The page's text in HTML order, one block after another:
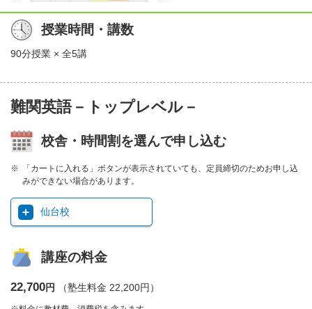
授業時間・講数
90分授業 × 全5講
難関英語－トップレベル－
校舎・時間割を選んで申し込む
「カートに入れる」ボタンが表示されていても、定員締切のためお申し込
みができない場合があります。
仙台校
講座の料金
22,700円 （塾生料金 22,200円）